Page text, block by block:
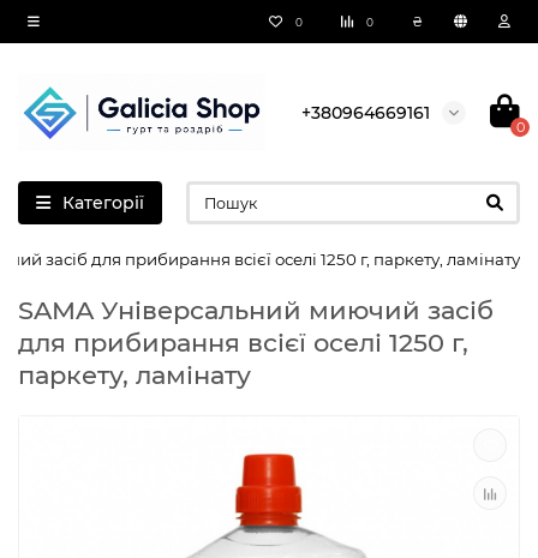
0 0 ₴
+380964669161
0
Категорії
засіб для прибирання всієї оселі 1250 г, паркету, ламінату
SAMA Універсальний миючий засіб
для прибирання всієї оселі 1250 г,
паркету, ламінату